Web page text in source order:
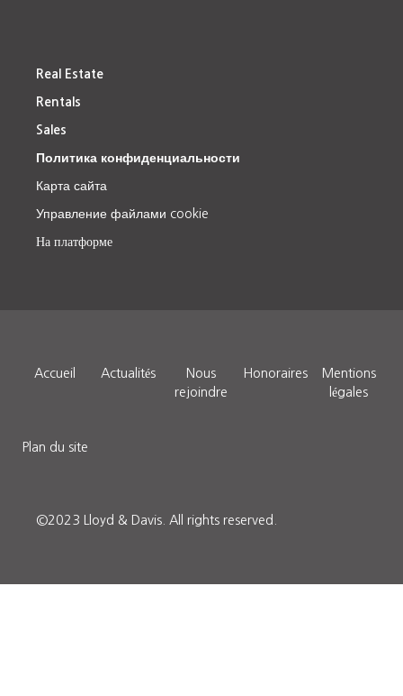
Real Estate
Rentals
Sales
Политика конфиденциальности
Карта сайта
Управление файлами cookie
На платформе
Accueil Actualités
Nous
rejoindre
Honoraires
Mentions
légales
Plan du site
©2023 Lloyd & Davis. All rights reserved.